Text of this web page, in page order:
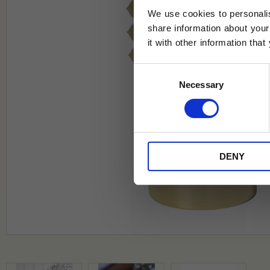
We use cookies to
share information about
it with other information that
Necessary
DENY
Jag samtycker till Tehuset Javas
* Rabatten gäller endast online på
på ordinarie priser och kan ej